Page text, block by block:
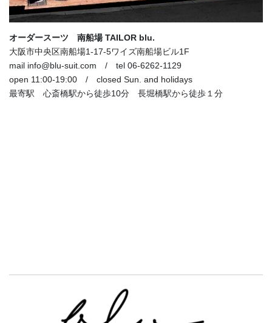
オーダースーツ 南船場 TAILOR blu.
大阪市中央区南船場1-17-5ワイズ南船場ビル1F
mail info@blu-suit.com / tel 06-6262-1129
open 11:00-19:00 / closed Sun. and holidays
最寄駅 心斎橋駅から徒歩10分 長堀橋駅から徒歩１分